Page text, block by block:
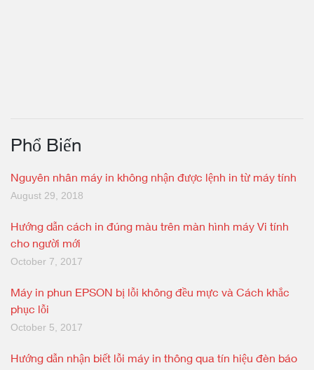
Phổ Biến
Nguyên nhân máy in không nhận được lệnh in từ máy tính
August 29, 2018
Hướng dẫn cách in đúng màu trên màn hình máy Vi tính
cho người mới
October 7, 2017
Máy in phun EPSON bị lỗi không đều mực và Cách khắc
phục lỗi
October 5, 2017
Hướng dẫn nhận biết lỗi máy in thông qua tín hiệu đèn báo